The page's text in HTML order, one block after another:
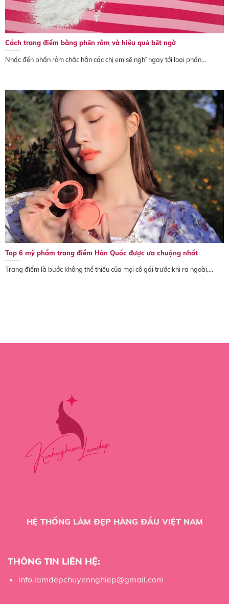
Cách trang điểm bằng phấn rôm và hiệu quả bất ngờ
Nhắc đến phấn rôm chắc hẳn các chị em sẽ nghĩ ngay tới loại phấn...
Top 6 mỹ phẩm trang điểm Hàn Quốc được ưa chuộng nhất
Trang điểm là bước không thể thiếu của mọi cô gái trước khi ra ngoài,...
HỆ THỐNG LÀM ĐẸP HÀNG ĐẦU VIỆT NAM
THÔNG TIN LIÊN HỆ:
info.lamdepchuyennghiep@gmail.com